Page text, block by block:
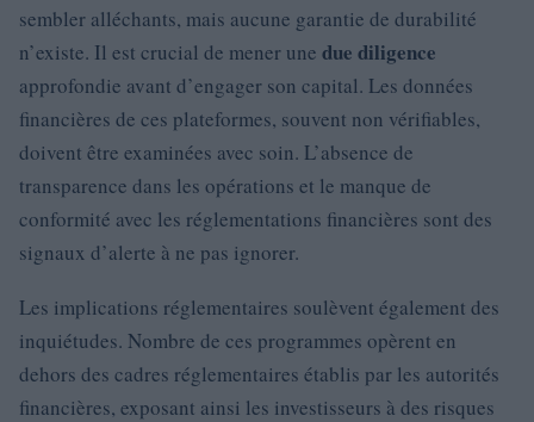
sembler alléchants, mais aucune garantie de durabilité
n’existe. Il est crucial de mener une due diligence
approfondie avant d’engager son capital. Les données
financières de ces plateformes, souvent non vérifiables,
doivent être examinées avec soin. L’absence de
transparence dans les opérations et le manque de
conformité avec les réglementations financières sont des
signaux d’alerte à ne pas ignorer.
Les implications réglementaires soulèvent également des
inquiétudes. Nombre de ces programmes opèrent en
dehors des cadres réglementaires établis par les autorités
financières, exposant ainsi les investisseurs à des risques